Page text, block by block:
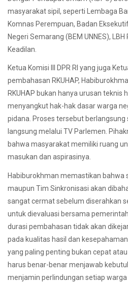
masyarakat sipil, seperti Lembaga
Komnas Perempuan, Badan
Negeri Semarang (BEM UNNES), LBH
Keadilan.
Ketua Komisi III DPR RI yang juga
pembahasan RKUHAP,
RKUHAP bukan hanya urusan teknis
menyangkut hak-hak dasar warga
pidana. Proses tersebut
langsung melalui TV Parlemen.
bahwa masyarakat memiliki ruang
masukan dan aspirasinya.
Habiburokhman memastikan bahwa
maupun Tim Sinkronisasi akan
sangat cermat sebelum diserahkan
untuk dievaluasi bersama
durasi pembahasan tidak akan
pada kualitas hasil dan
yang paling penting bukan cepat
harus benar-benar menjawab
menjamin perlindungan setiap warga